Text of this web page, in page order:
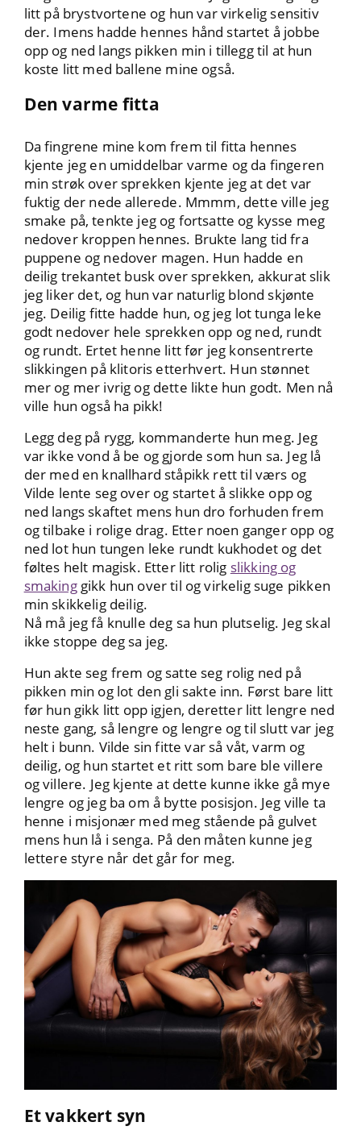
litt på brystvortene og hun var virkelig sensitiv
der. Imens hadde hennes hånd startet å jobbe
opp og ned langs pikken min i tillegg til at hun
koste litt med ballene mine også.
Den varme fitta
Da fingrene mine kom frem til fitta hennes
kjente jeg en umiddelbar varme og da fingeren
min strøk over sprekken kjente jeg at det var
fuktig der nede allerede. Mmmm, dette ville jeg
smake på, tenkte jeg og fortsatte og kysse meg
nedover kroppen hennes. Brukte lang tid fra
puppene og nedover magen. Hun hadde en
deilig trekantet busk over sprekken, akkurat slik
jeg liker det, og hun var naturlig blond skjønte
jeg. Deilig fitte hadde hun, og jeg lot tunga leke
godt nedover hele sprekken opp og ned, rundt
og rundt. Ertet henne litt før jeg konsentrerte
slikkingen på klitoris etterhvert. Hun stønnet
mer og mer ivrig og dette likte hun godt. Men nå
ville hun også ha pikk!
Legg deg på rygg, kommanderte hun meg. Jeg
var ikke vond å be og gjorde som hun sa. Jeg lå
der med en knallhard ståpikk rett til værs og
Vilde lente seg over og startet å slikke opp og
ned langs skaftet mens hun dro forhuden frem
og tilbake i rolige drag. Etter noen ganger opp og
ned lot hun tungen leke rundt kukhodet og det
føltes helt magisk. Etter litt rolig slikking og
smakinggikk hun over til og virkelig suge pikken
min skikkelig deilig.
Nå må jeg få knulle deg sa hun plutselig. Jeg skal
ikke stoppe deg sa jeg.
Hun akte seg frem og satte seg rolig ned på
pikken min og lot den gli sakte inn. Først bare litt
før hun gikk litt opp igjen, deretter litt lengre ned
neste gang, så lengre og lengre og til slutt var jeg
helt i bunn. Vilde sin fitte var så våt, varm og
deilig, og hun startet et ritt som bare ble villere
og villere. Jeg kjente at dette kunne ikke gå mye
lengre og jeg ba om å bytte posisjon. Jeg ville ta
henne i misjonær med meg stående på gulvet
mens hun lå i senga. På den måten kunne jeg
lettere styre når det går for meg.
Et vakkert syn